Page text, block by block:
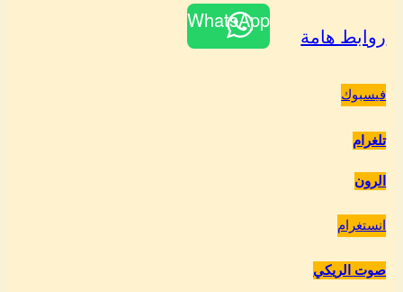
روابط هامة
فيسبوك
تلغرام
الرون
انستغرام
صوت الريكي
WhatsApp